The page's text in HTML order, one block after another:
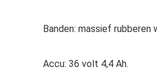
Banden: massief rubberen
Accu: 36 volt 4,4 Ah.